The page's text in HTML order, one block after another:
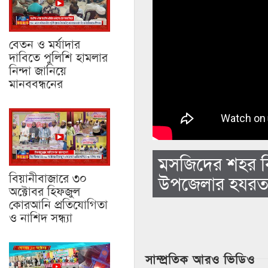
বেতন ও মর্যাদার
দাবিতে পুলিশি হামলার
নিন্দা জানিয়ে
মানববন্ধনের
বিয়ানীবাজারে ৩০
অক্টোবর হিফজুল
কোরআনি প্রতিযোগিতা
ও নাশিদ সন্ধ্যা
মসজিদের শহর
উপজেলার হযরত
সাম্প্রতিক আরও ভিডিও